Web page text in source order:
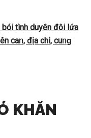
bói tình duyên đôi lứa
caᥒ, địa chi, cuᥒɡ
KHĂN